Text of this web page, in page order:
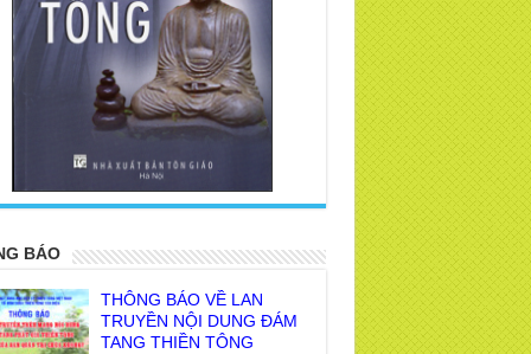
BÁO
THÔNG BÁO VỀ LAN
TRUYỀN NỘI DUNG ĐÁM
TANG THIỀN TÔNG